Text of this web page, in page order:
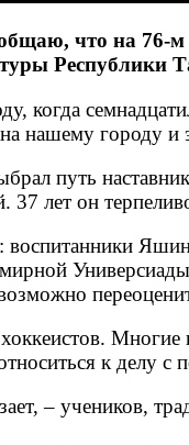
что на 76-
Республики
когда
нашему городу и
путь
37 лет он
воспитанники
к делу с
– учеников,